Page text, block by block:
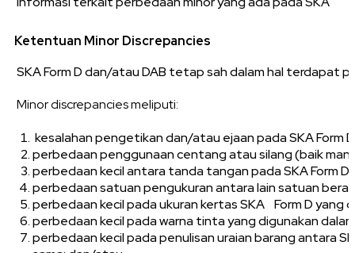
Ketentuan Minor Discrepancies
SKA Form D dan/atau DAB tetap sah dalam hal terdapat
Minor discrepancies meliputi:
kesalahan pengetikan dan/atau ejaan pada SKA Form
perbedaan penggunaan centang atau silang (baik
perbedaan kecil antara tanda tangan pada SKA Form
perbedaan satuan pengukuran antara lain satuan
perbedaan kecil pada ukuran kertas SKA Form D yang
perbedaan kecil pada warna tinta yang digunakan
perbedaan kecil pada penulisan uraian barang antara